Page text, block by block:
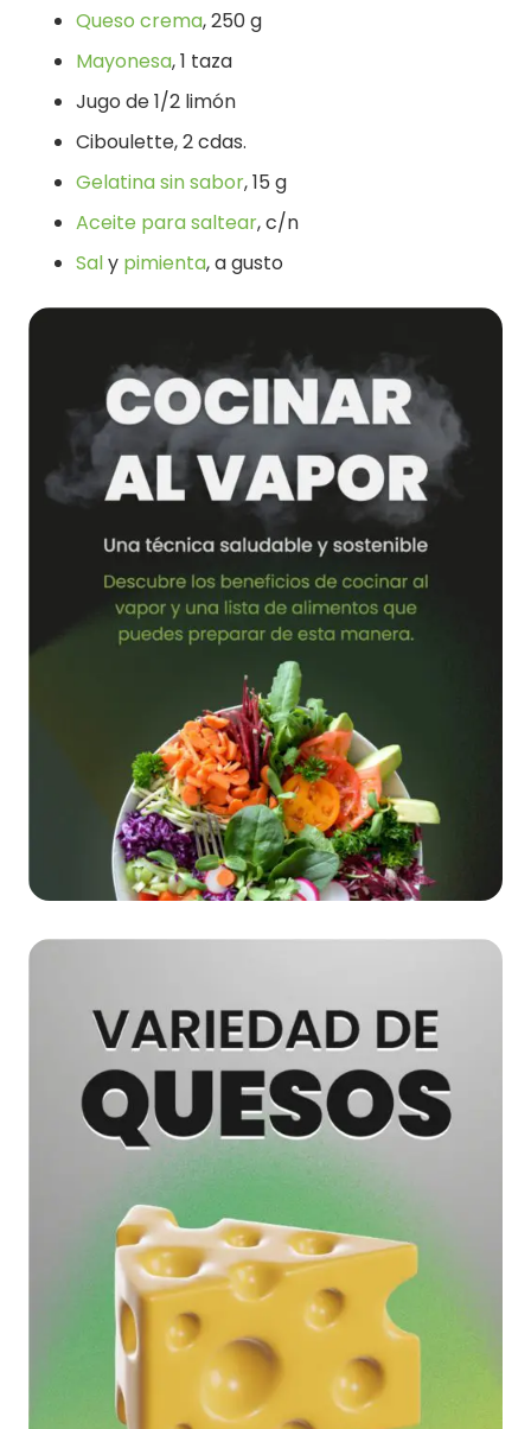
Queso crema, 250 g
Mayonesa, 1 taza
Jugo de 1/2 limón
Ciboulette, 2 cdas.
Gelatina sin sabor, 15 g
Aceite para saltear, c/n
Saly pimienta, a gusto